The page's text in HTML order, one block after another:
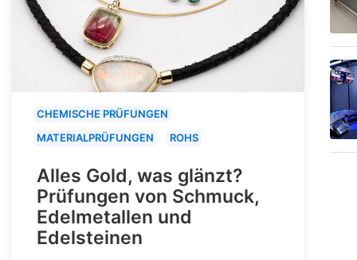
CHEMISCHE PRÜFUNGEN
MATERIALPRÜFUNGEN
ROHS
Alles Gold, was glänzt?
Prüfungen von Schmuck,
Edelmetallen und
Edelsteinen